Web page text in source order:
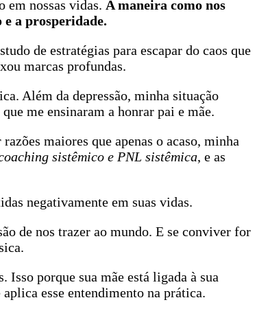
em nossas vidas. A maneira como nos
a prosperidade.
de estratégias para escapar do caos que
marcas profundas.
Além da depressão, minha situação
me ensinaram a honrar pai e mãe.
maiores que apenas o acaso, minha
sistêmico e PNL sistêmica, e as
negativamente em suas vidas.
de nos trazer ao mundo. E se conviver for
porque sua mãe está ligada à sua
esse entendimento na prática.